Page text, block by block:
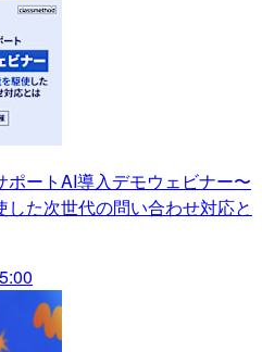
ポートAI導入デモウェビナー〜
た次世代の問い合わせ対応と